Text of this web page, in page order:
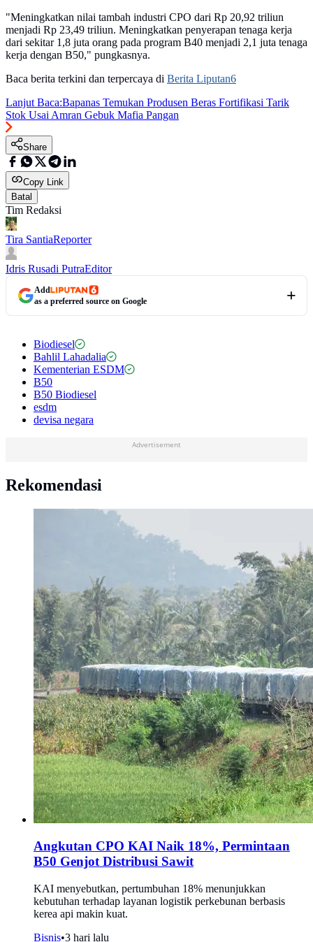
"Meningkatkan nilai tambah industri CPO dari Rp 20,92 triliun
menjadi Rp 23,49 triliun. Meningkatkan penyerapan tenaga kerja
dari sekitar 1,8 juta orang pada program B40 menjadi 2,1 juta tenaga
kerja dengan B50," pungkasnya.
Baca berita terkini dan terpercaya di Berita Liputan6
Lanjut Baca:Bapanas Temukan Produsen Beras Fortifikasi Tarik
Stok Usai Amran Gebuk Mafia Pangan
Share
Copy Link
Batal
Tim Redaksi
Tira SantiaReporter
Idris Rusadi PutraEditor
Add
as a preferred source on Google
Biodiesel
Bahlil Lahadalia
Kementerian ESDM
B50
B50 Biodiesel
esdm
devisa negara
Advertisement
Rekomendasi
Angkutan CPO KAI Naik 18%, Permintaan
B50 Genjot Distribusi Sawit
KAI menyebutkan, pertumbuhan 18% menunjukkan
kebutuhan terhadap layanan logistik perkebunan berbasis
kerea api makin kuat.
Bisnis•3 hari lalu